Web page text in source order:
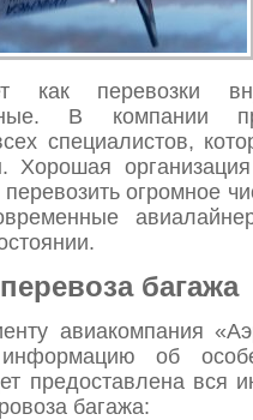
как перевозки
В компании
специалистов,
Хорошая организация
огромное
багажа
авиакомпания
об
предоставлена вся
багажа: